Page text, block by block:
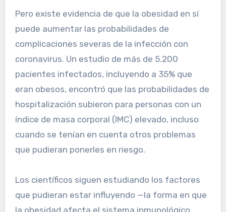
Pero existe evidencia de que la obesidad en sí
puede aumentar las probabilidades de
complicaciones severas de la infección con
coronavirus. Un estudio de más de 5.200
pacientes infectados, incluyendo a 35% que
eran obesos, encontró que las probabilidades de
hospitalización subieron para personas con un
índice de masa corporal (IMC) elevado, incluso
cuando se tenían en cuenta otros problemas
que pudieran ponerles en riesgo.
Los científicos siguen estudiando los factores
que pudieran estar influyendo —la forma en que